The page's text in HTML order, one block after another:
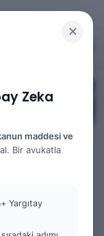
✕
Zeka
maddesi ve
Bir avukatla
Yargıtay